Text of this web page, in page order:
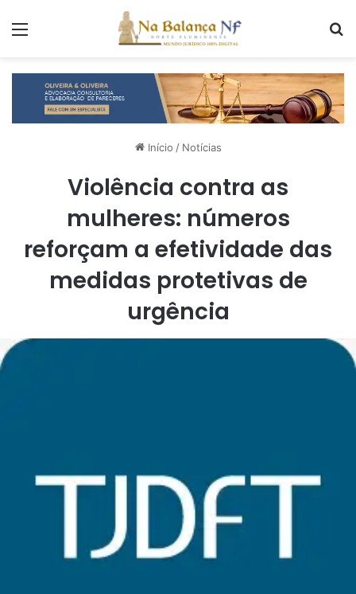
Início / Notícias
Violência contra as
mulheres: números
reforçam a efetividade das
medidas protetivas de
urgência